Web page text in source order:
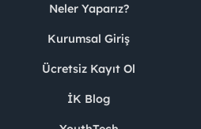
Neler Yaparız?
Kurumsal Giriş
Ücretsiz Kayıt Ol
İK Blog